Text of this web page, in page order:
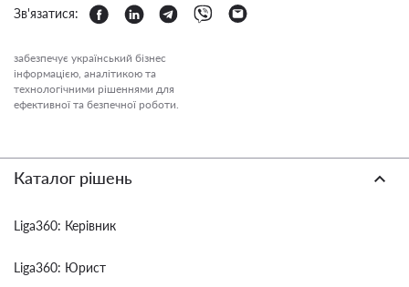
Зв'язатися:
забезпечує український бізнес
інформацією, аналітикою та
технологічними рішеннями для
ефективної та безпечної роботи.
Каталог рішень
Liga360: Керівник
Liga360: Юрист